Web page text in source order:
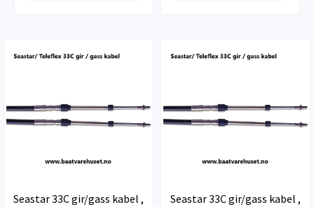
Seastar 33C gir/gass kabel ,
Seastar 33C gir/gass kabel ,